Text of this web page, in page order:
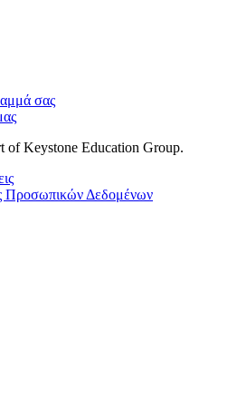
σας
of Keystone Education Group.
Προσωπικών Δεδομένων